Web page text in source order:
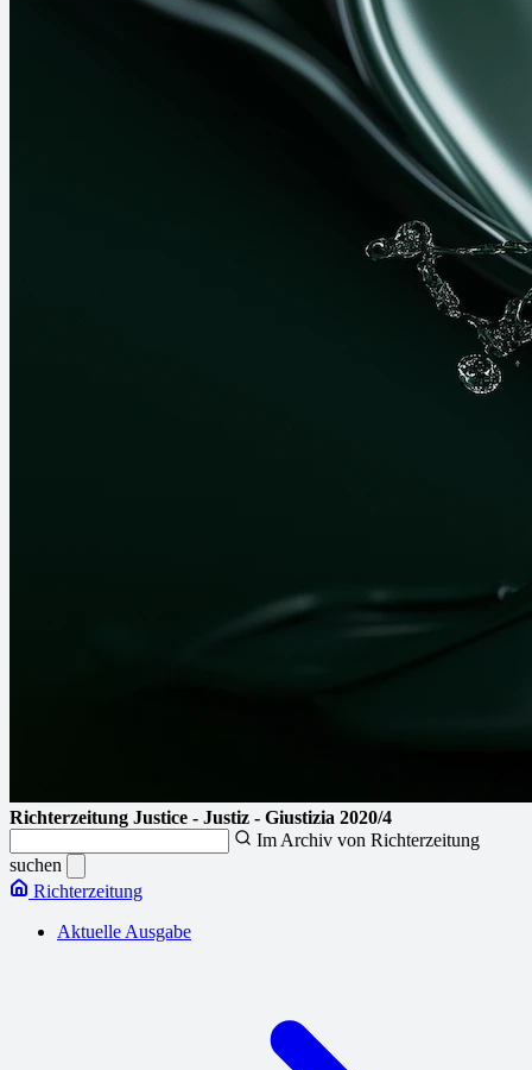
Richterzeitung Justice - Justiz - Giustizia 2020/4
Im Archiv von Richterzeitung
suchen
Richterzeitung
Aktuelle Ausgabe